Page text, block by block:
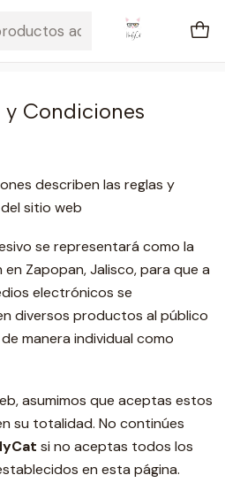
en compras mayores a $2100
y Condiciones
describen las reglas y
sitio web
se representará como la
Zapopan, Jalisco, para que a
electrónicos se
diversos productos al público
manera individual como
asumimos que aceptas estos
su totalidad. No continúes
si no aceptas todos los
en esta página.